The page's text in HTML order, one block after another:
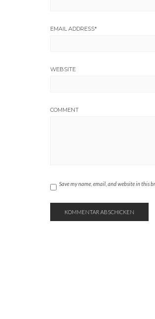
EMAIL ADDRESS*
WEBSITE
COMMENT
Save my name, email, and website in this